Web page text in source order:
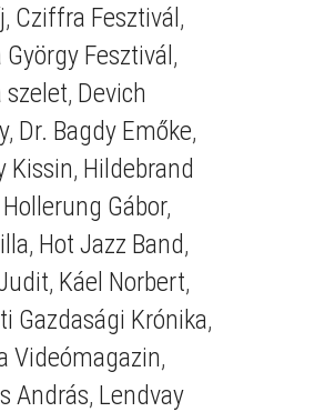
, Cziffra Fesztivál ,
Fesztivál ,
, Devich
, Dr. Bagdy Emőke,
Kissin, Hildebrand
Hollerung Gábor,
, Hot Jazz Band,
, Káel Norbert,
Gazdasági Krónika,
Videómagazin,
András, Lendvay